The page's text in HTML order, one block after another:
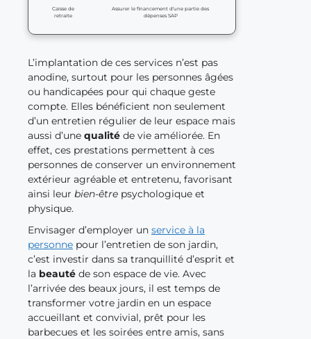
Caisse de
retraite
Assurer le financement d’une partie des
dépenses SAP
L’implantation de ces services n’est pas
anodine, surtout pour les personnes âgées
ou handicapées pour qui chaque geste
compte. Elles bénéficient non seulement
d’un entretien régulier de leur espace mais
aussi d’une qualité de vie améliorée. En
effet, ces prestations permettent à ces
personnes de conserver un environnement
extérieur agréable et entretenu, favorisant
ainsi leur bien-être psychologique et
physique.
Envisager d’employer un service à la
personne pour l’entretien de son jardin,
c’est investir dans sa tranquillité d’esprit et
la beauté de son espace de vie. Avec
l’arrivée des beaux jours, il est temps de
transformer votre jardin en un espace
accueillant et convivial, prêt pour les
barbecues et les soirées entre amis, sans